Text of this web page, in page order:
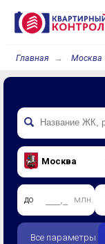
Главная Москва
Москва
до млн.
Все параметры